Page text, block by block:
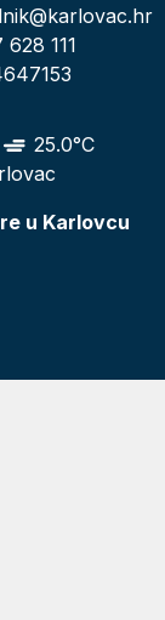
111
25.0°C
u Karlovcu